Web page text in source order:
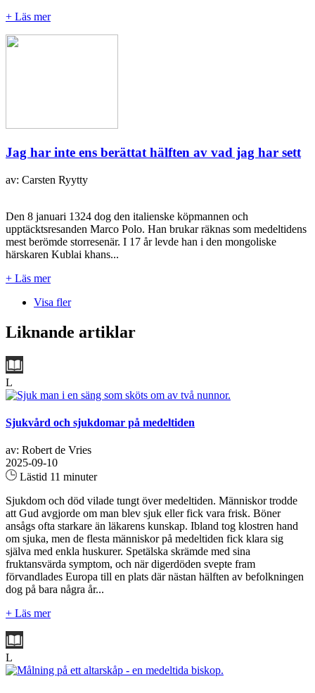
+ Läs mer
Jag har inte ens berättat hälften av vad jag har sett
av: Carsten Ryytty
Den 8 januari 1324 dog den italienske köpmannen och
upptäcktsresanden Marco Polo. Han brukar räknas som medeltidens
mest berömde storresenär. I 17 år levde han i den mongoliske
härskaren Kublai khans...
+ Läs mer
Visa fler
Liknande artiklar
L
Sjukvård och sjukdomar på medeltiden
av: Robert de Vries
2025-09-10
Lästid 11 minuter
Sjukdom och död vilade tungt över medeltiden. Människor trodde
att Gud avgjorde om man blev sjuk eller fick vara frisk. Böner
ansågs ofta starkare än läkarens kunskap. Ibland tog klostren hand
om sjuka, men de flesta människor på medeltiden fick klara sig
själva med enkla huskurer. Spetälska skrämde med sina
fruktansvärda symptom, och när digerdöden svepte fram
förvandlades Europa till en plats där nästan hälften av befolkningen
dog på bara några år...
+ Läs mer
L